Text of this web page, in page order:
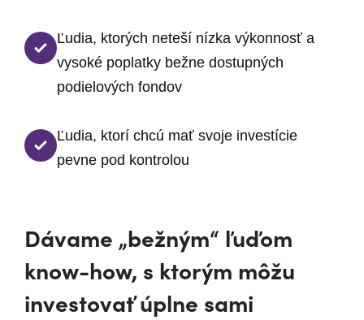
Ľudia, ktorých neteší nízka výkonnosť a
vysoké poplatky bežne dostupných
podielových fondov
Ľudia, ktorí chcú mať svoje investície
pevne pod kontrolou
Dávame „bežným“ ľuďom
know-how, s ktorým môžu
investovať úplne sami